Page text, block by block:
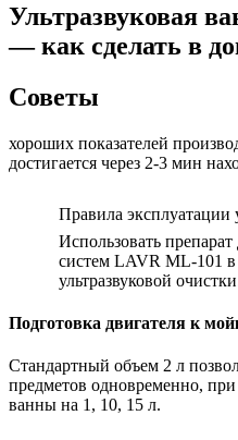
Ультразвуковая
— как сделать в
Советы
хороших показателей
достигается через 2-3 мин
Правила эксплуатации
Использовать
систем LAVR ML-101 в
ультразвуковой
Подготовка двигателя к
Стандартный объем 2 л
предметов одновременно,
ванны на 1, 10, 15 л.